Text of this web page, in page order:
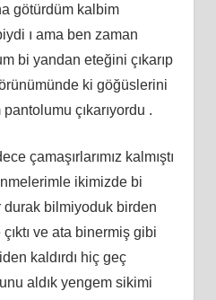
götürdüm kalbim
ı ama ben zaman
bi yandan eteğini çıkarıp
ki göğüslerini
çıkarıyordu .
çamaşırlarımız kalmıştı
ikimizde bi
durak bilmiyoduk birden
ve ata binermiş gibi
kaldırdı hiç geç
aldık yengem sikimi